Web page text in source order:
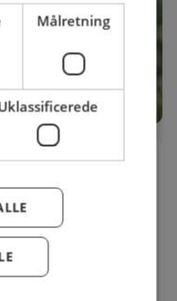
nye måder
største
op til en dag
Målretning